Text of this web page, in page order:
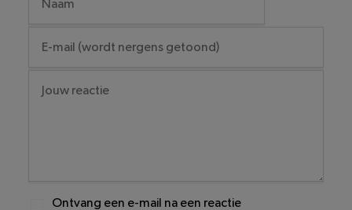
Ontvang een e-mail na een reactie